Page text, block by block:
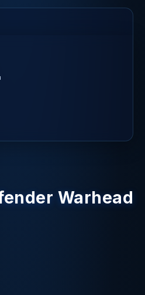
Warhead